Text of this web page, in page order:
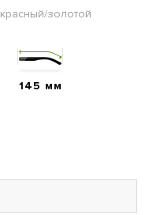
красный/золотой
145 мм